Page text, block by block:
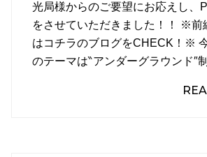
光局様からのご要望にお応えし、
をさせていただきました！！ ※前
はコチラのブログをCHECK！※
のテーマは‶アンダーグラウンド″